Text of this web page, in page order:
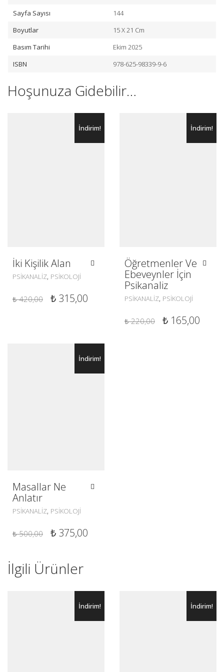
Sayfa Sayısı
144
Boyutlar
15 X 21 Cm
Basım Tarihi
Ekim 2025
ISBN
978-625-98339-9-6
Hoşunuza Gidebilir…
İndirim!
İki Kişilik Alan
PSIKANALIZ, PSIKOLOJI
₺420,00
ORIJINAL
₺ 315,00
İndirim!
Öğretmenler Ve
Ebeveynler İçin
Psikanaliz
PSIKANALIZ, PSIKOLOJI
₺220,00
ORIJINAL
₺ 165,00
İndirim!
Masallar Ne
Anlatır
PSIKANALIZ, PSIKOLOJI
₺500,00
ORIJINAL
₺ 500,00.
₺ 375,00
İlgili Ürünler
İndirim! İndirim!